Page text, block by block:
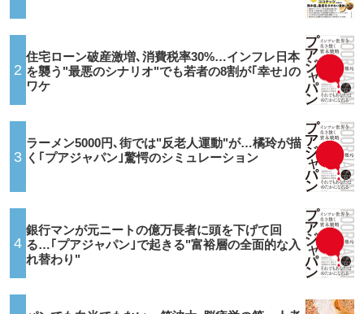
2
住宅ローン破産激増､消費税率30%…インフレ日本
を襲う"最悪のシナリオ"でも若者の8割が｢幸せ｣の
ワケ
3
ラーメン5000円､街では"反老人運動"が…橘玲が描
く｢プアジャパン｣驚愕のシミュレーション
4
銀行マンが元ニートの億万長者に頭を下げて回
る…｢プアジャパン｣で起きる"富裕層の全面的な入
れ替わり"